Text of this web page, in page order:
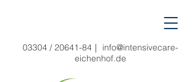
03304 /20641-84 |
info@intensivecare-
eichenhof.de